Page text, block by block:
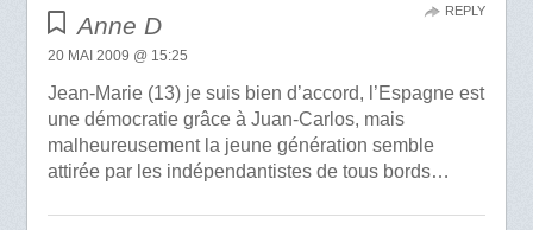
Anne D
20 MAI 2009 @ 15:25
Jean-Marie (13) je suis bien d’accord, l’Espagne est
une démocratie grâce à Juan-Carlos, mais
malheureusement la jeune génération semble
attirée par les indépendantistes de tous bords…
REPLY